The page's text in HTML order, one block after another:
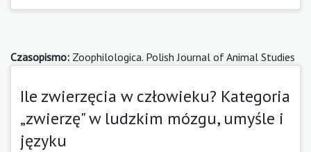
Czasopismo: Zoophilologica. Polish Journal of Animal Studies
Ile zwierzęcia w człowieku? Kategoria
„zwierzę" w ludzkim mózgu, umyśle i
języku